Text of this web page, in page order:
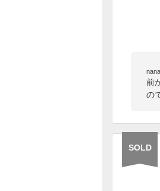
前
の
SOLD